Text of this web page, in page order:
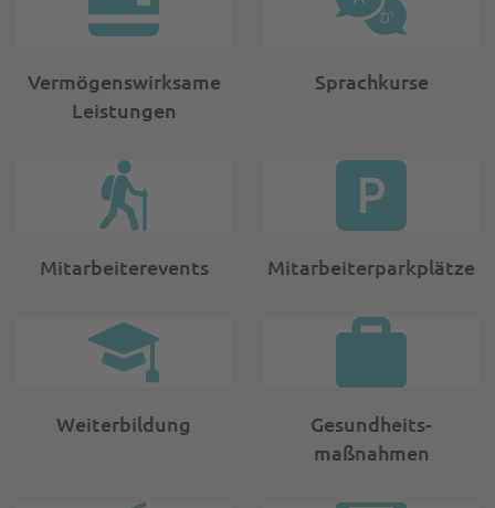
Vermögens­wirk­same
Leistungen
Sprachkurse
Mitarbeiterevents Mitarbeiter­parkplätze
Weiterbildung
Gesundheits­
maßnahmen